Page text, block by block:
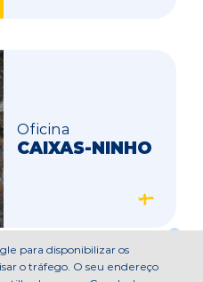
Oficina
CAIXAS-NINHO
para disponibilizar os
o tráfego. O seu endereço